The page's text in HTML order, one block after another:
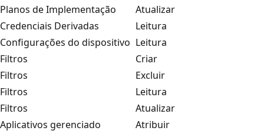
Planos de Implementação
Atualizar
Credenciais Derivadas
Leitura
Configurações do dispositivo Leitura
Filtros
Criar
Filtros
Excluir
Filtros
Leitura
Filtros
Atualizar
Aplicativos gerenciado
Atribuir